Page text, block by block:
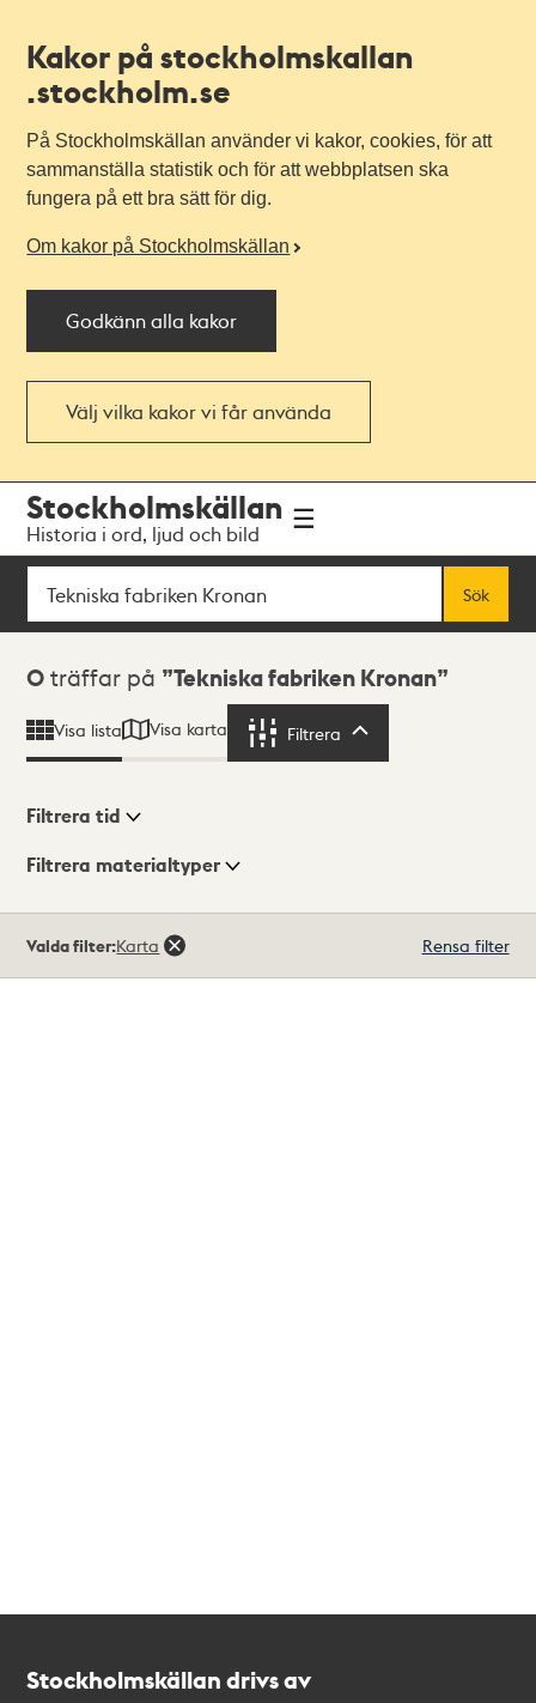
Kakor på stockholmskallan
.stockholm.se
På Stockholmskällan använder vi kakor, cookies, för att
sammanställa statistik och för att webbplatsen ska
fungera på ett bra sätt för dig.
Om kakor på Stockholmskällan
Godkänn alla kakor
Välj vilka kakor vi får använda
navigationen
huvudinnehållet
Stockholmskällan
Historia i ord, ljud och bild
Sök
Sök
Sökresultat
0 träffar på Tekniska fabriken Kronan
Visa lista Visa karta Filtrera
Visningsläge
Filtrera tid
Filtrera materialtyper
träffar
Valda filter:Karta Rensa filter
Stockholmskällan drivs av